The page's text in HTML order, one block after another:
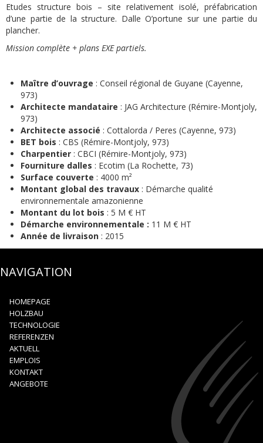
Etudes structure bois – site relativement isolé, préfabrication
d’une partie de la structure. Dalle O’portune sur une partie du
plancher.
Mission complète + plans EXE partiels.
Maître d’ouvrage : Conseil régional de Guyane (Cayenne,
973)
Architecte mandataire : JAG Architecture (Rémire-Montjoly,
973)
Architecte associé : Cottalorda / Peres (Cayenne, 973)
BET bois : CBS (Rémire-Montjoly, 973)
Charpentier : CBCI (Rémire-Montjoly, 973)
Fourniture dalles : Ecotim (La Rochette, 73)
Surface couverte : 4000 m²
Montant global des travaux : Démarche qualité
environnementale amazonienne
Montant du lot bois : 5 M € HT
Démarche environnementale : 11 M € HT
Année de livraison : 2015
NAVIGATION
HOMEPAGE
HOLZBAU
TECHNOLOGIE
REFERENZEN
AKTUELL
EMPLOIS
KONTAKT
ANGEBOTE